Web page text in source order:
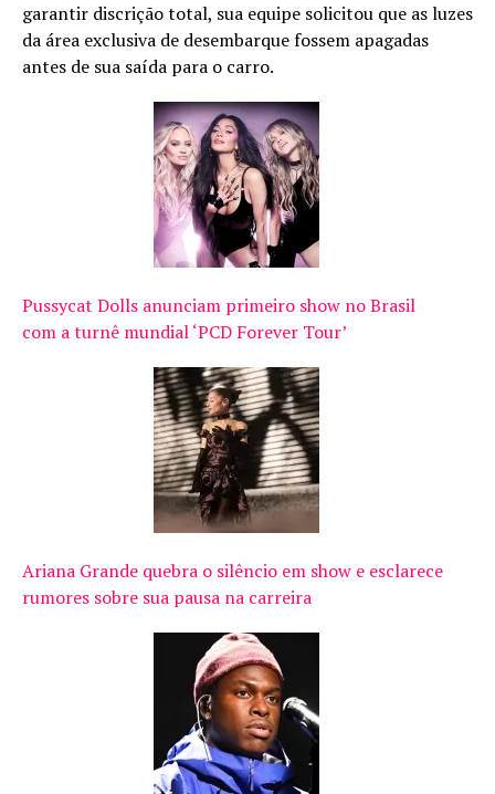
garantir discrição total, sua equipe solicitou que as luzes
da área exclusiva de desembarque fossem apagadas
antes de sua saída para o carro.
Pussycat Dolls anunciam primeiro show no Brasil
com a turnê mundial ‘PCD Forever Tour’
Ariana Grande quebra o silêncio em show e esclarece
rumores sobre sua pausa na carreira